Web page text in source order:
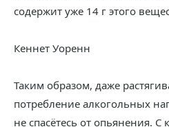
содержит уже 14 г этого
Кеннет Уоренн
Таким образом, даже
потребление алкогольных
не спасётесь от опьянения.